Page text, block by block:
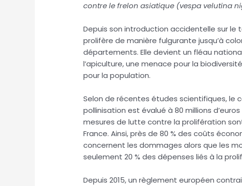
contre le frelon asiatique (vespa velutina
Depuis son introduction accidentelle sur
prolifère de manière fulgurante jusqu’à
départements. Elle devient un fléau
l’apiculture, une menace pour la
pour la population.
Selon de récentes études scientifiques, le
pollinisation est évalué à 80 millions
mesures de lutte contre la prolifération
France. Ainsi, près de 80 % des coûts
concernent les dommages alors que les
seulement 20 % des dépenses liés à la
Depuis 2015, un règlement européen